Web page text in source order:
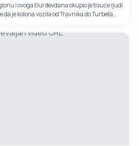
i ovoga Đurđevdana okupio je tisuće ljudi
da je kolona vozila od Travnika do Turbeta
video URL